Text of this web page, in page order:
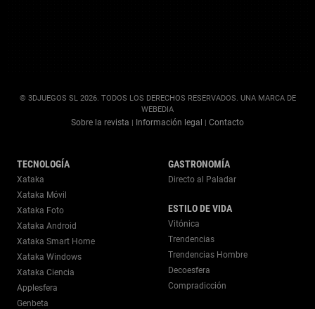
© 3DJUEGOS SL 2026. TODOS LOS DERECHOS RESERVADOS. UNA MARCA DE
WEBEDIA
Sobre la revista | Información legal | Contacto
TECNOLOGÍA
Xataka
Xataka Móvil
Xataka Foto
Xataka Android
Xataka Smart Home
Xataka Windows
Xataka Ciencia
Applesfera
Genbeta
GASTRONOMÍA
Directo al Paladar
ESTILO DE VIDA
Vitónica
Trendencias
Trendencias Hombre
Decoesfera
Compradicción